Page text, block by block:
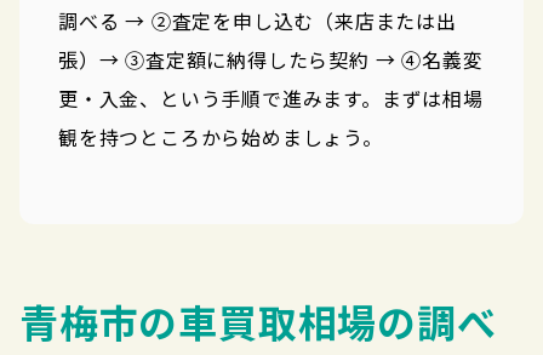
調べる → ②査定を申し込む（来店または出
張）→ ③査定額に納得したら契約 → ④名義変
更・入金、という手順で進みます。まずは相場
観を持つところから始めましょう。
青梅市の車買取相場の調べ